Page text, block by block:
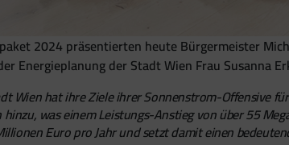
2024 präsentierten heute Bürgermeister
Energieplanung der Stadt Wien Frau Susanna
Wien hat ihre Ziele ihrer Sonnenstrom-Offensive
hinzu, was einem Leistungs-Anstieg von über 55
Euro pro Jahr und setzt damit einen